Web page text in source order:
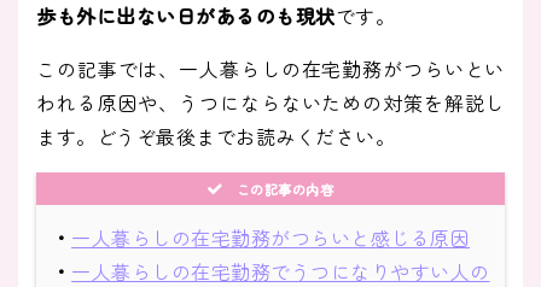
歩も外に出ない日があるのも現状です。
この記事では、一人暮らしの在宅勤務がつらいとい
われる原因や、うつにならないための対策を解説し
ます。どうぞ最後までお読みください。
この記事の内容
・ 一人暮らしの在宅勤務がつらいと感じる原因
・ 一人暮らしの在宅勤務でうつになりやすい人の